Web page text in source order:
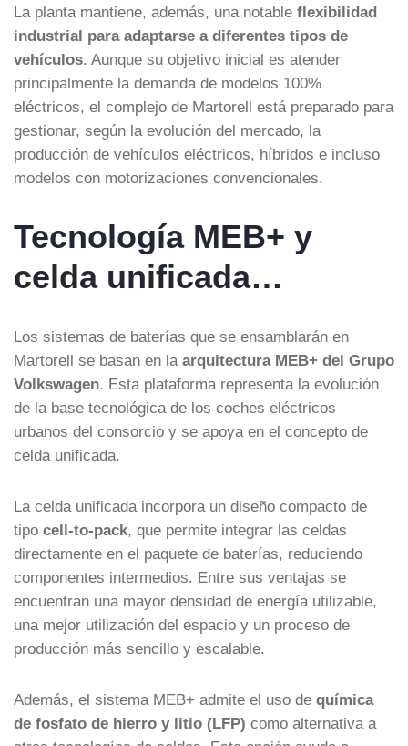
La planta mantiene, además, una notable flexibilidad
industrial para adaptarse a diferentes tipos de
vehículos. Aunque su objetivo inicial es atender
principalmente la demanda de modelos 100%
eléctricos, el complejo de Martorell está preparado para
gestionar, según la evolución del mercado, la
producción de vehículos eléctricos, híbridos e incluso
modelos con motorizaciones convencionales.
Tecnología MEB+ y
celda unificada…
Los sistemas de baterías que se ensamblarán en
Martorell se basan en la arquitectura MEB+ del Grupo
Volkswagen. Esta plataforma representa la evolución
de la base tecnológica de los coches eléctricos
urbanos del consorcio y se apoya en el concepto de
celda unificada.
La celda unificada incorpora un diseño compacto de
tipo cell-to-pack, que permite integrar las celdas
directamente en el paquete de baterías, reduciendo
componentes intermedios. Entre sus ventajas se
encuentran una mayor densidad de energía utilizable,
una mejor utilización del espacio y un proceso de
producción más sencillo y escalable.
Además, el sistema MEB+ admite el uso de química
de fosfato de hierro y litio (LFP) como alternativa a